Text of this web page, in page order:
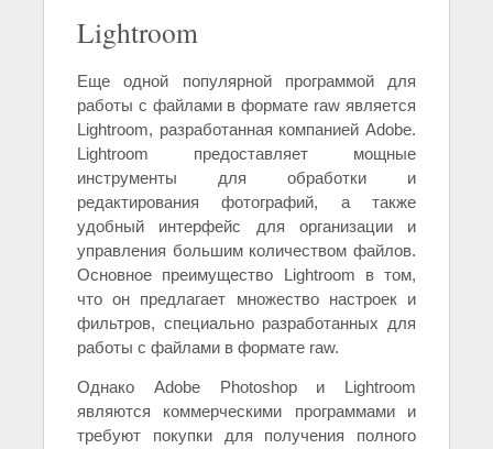
Lightroom
Еще одной популярной программой для
работы с файлами в формате raw является
Lightroom, разработанная компанией Adobe.
Lightroom предоставляет мощные
инструменты для обработки и
редактирования фотографий, а также
удобный интерфейс для организации и
управления большим количеством файлов.
Основное преимущество Lightroom в том,
что он предлагает множество настроек и
фильтров, специально разработанных для
работы с файлами в формате raw.
Однако Adobe Photoshop и Lightroom
являются коммерческими программами и
требуют покупки для получения полного